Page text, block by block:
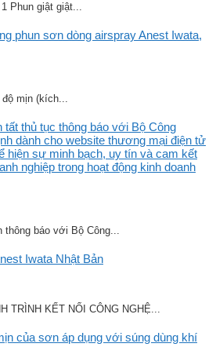
Phun giật giật...
phun sơn dòng airspray Anest Iwata,
mịn (kích...
tất thủ tục thông báo với Bộ Công
dành cho website thương mại điện tử
hiện sự minh bạch, uy tín và cam kết
nghiệp trong hoạt động kinh doanh
báo với Bộ Công...
Iwata Nhật Bản
TRÌNH KẾT NỐI CÔNG NGHỆ...
của sơn áp dụng với súng dùng khí